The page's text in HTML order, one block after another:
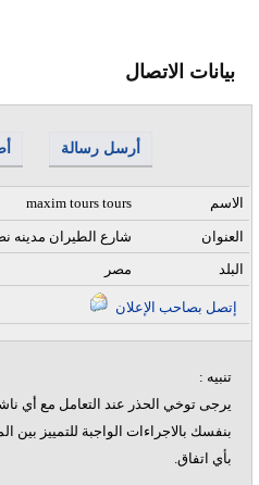
بيانات الاتصال
أرسل رسالة
maxim tours tours الاسم
17شارع الطيران مدينه
العنوان
مصر
البلد
تنبيه :
يرجى توخي الحذر عند التعامل مع أي
بنفسك بالاجراءات الواجبة للتمييز بين
بأي اتفاق.